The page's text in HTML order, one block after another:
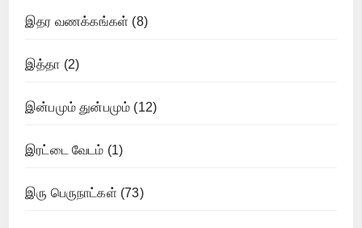
இதர வணக்கங்கள் (8)
இத்தா (2)
இன்பமும் துன்பமும் (12)
இரட்டை வேடம் (1)
இரு பெருநாட்கள் (73)